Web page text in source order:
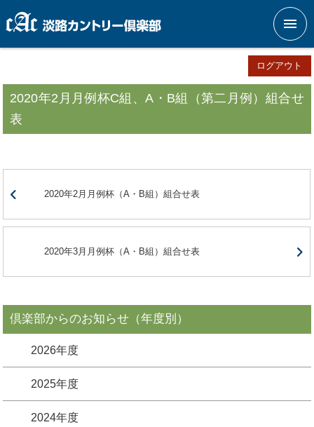
メニ
ログアウト
2020年2月月例杯C組、A・B組（第二月例）組合せ
表
2020年2月月例杯（A・B組）組合せ表
2020年3月月例杯（A・B組）組合せ表
倶楽部からのお知らせ（年度別）
2026年度
2025年度
2024年度